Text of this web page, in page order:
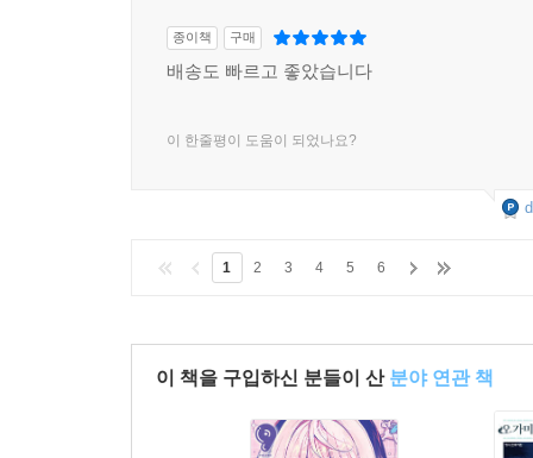
종이책 구매
배송도 빠르고 좋았습니다
이 한줄평이 도움이 되었나요?
1 2 3 4 5 6
이 책을 구입하신 분들이 산 분야 연관 책